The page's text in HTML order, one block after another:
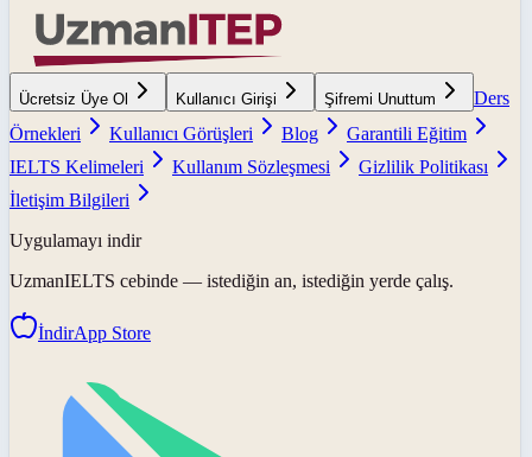
Ücretsiz Üye Ol Kullanıcı Girişi Şifremi Unuttum
Ders
Örnekleri
Kullanıcı Görüşleri Blog
Garantili Eğitim
IELTS Kelimeleri
Kullanım Sözleşmesi
Gizlilik Politikası
İletişim Bilgileri
Uygulamayı indir
UzmanIELTS cebinde — istediğin an, istediğin yerde çalış.
İndirApp Store